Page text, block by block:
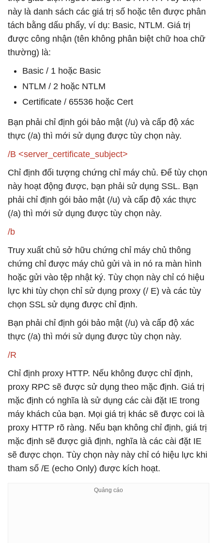
này là danh sách các giá trị số hoặc tên được phân
tách bằng dấu phẩy, ví dụ: Basic, NTLM. Giá trị
được công nhận (tên không phân biệt chữ hoa chữ
thường) là:
Basic / 1 hoặc Basic
NTLM / 2 hoặc NTLM
Certificate / 65536 hoặc Cert
Bạn phải chỉ định gói bảo mật (/u) và cấp độ xác
thực (/a) thì mới sử dụng được tùy chọn này.
/B <server_certificate_subject>
Chỉ định đối tượng chứng chỉ máy chủ. Để tùy chọn
này hoạt động được, bạn phải sử dụng SSL. Bạn
phải chỉ định gói bảo mật (/u) và cấp độ xác thực
(/a) thì mới sử dụng được tùy chọn này.
/b
Truy xuất chủ sở hữu chứng chỉ máy chủ thông
chứng chỉ được máy chủ gửi và in nó ra màn hình
hoặc gửi vào tệp nhật ký. Tùy chọn này chỉ có hiệu
lực khi tùy chọn chỉ sử dụng proxy (/ E) và các tùy
chọn SSL sử dụng được chỉ định.
Bạn phải chỉ định gói bảo mật (/u) và cấp độ xác
thực (/a) thì mới sử dụng được tùy chọn này.
/R
Chỉ định proxy HTTP. Nếu không được chỉ định,
proxy RPC sẽ được sử dụng theo mặc định. Giá trị
mặc định có nghĩa là sử dụng các cài đặt IE trong
máy khách của bạn. Mọi giá trị khác sẽ được coi là
proxy HTTP rõ ràng. Nếu bạn không chỉ định, giá trị
mặc định sẽ được giả định, nghĩa là các cài đặt IE
sẽ được chọn. Tùy chọn này này chỉ có hiệu lực khi
tham số /E (echo Only) được kích hoạt.